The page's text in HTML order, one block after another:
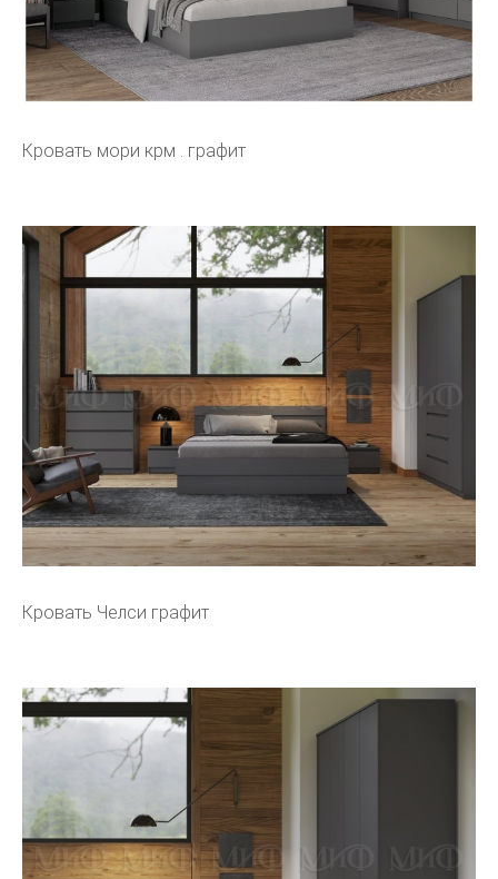
Кровать мори крм . графит
Кровать Челси графит